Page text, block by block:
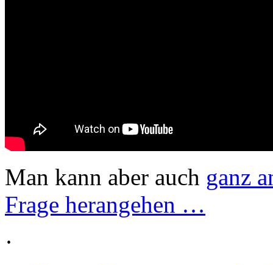
Man kann aber auch ganz
Frage herangehen …
·